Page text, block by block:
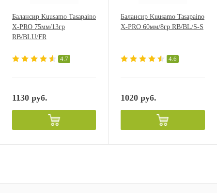
Балансир Kuusamo Tasapaino
X-PRO 75мм/13гр
RB/BLU/FR
4.7
1130 руб.
Балансир Kuusamo Tasapaino
X-PRO 60мм/8гр RB/BL/S-S
4.6
1020 руб.